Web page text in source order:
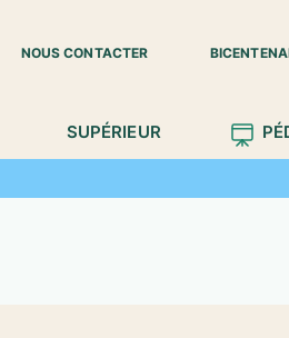
NOUS CONTACTER
SUPÉRIEUR